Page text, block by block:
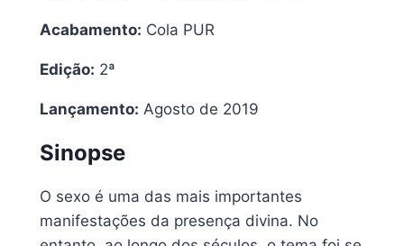
Acabamento: Cola PUR
Edição: 2ª
Lançamento: Agosto de 2019
Sinopse
O sexo é uma das mais importantes
manifestações da presença divina. No